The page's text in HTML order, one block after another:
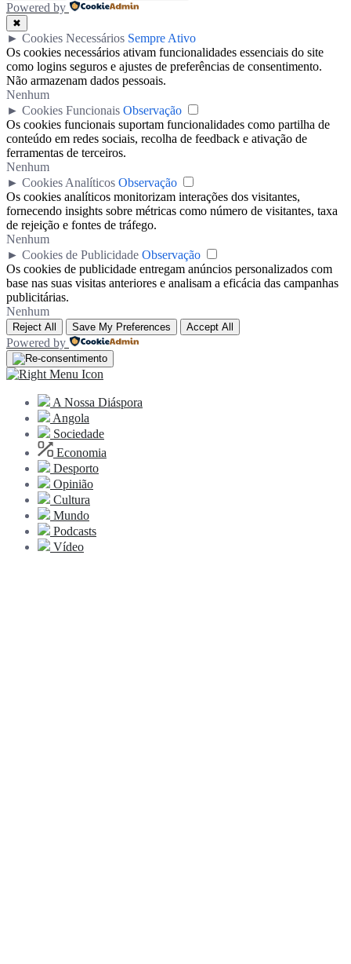
Powered by
✖
► Cookies Necessários Sempre Ativo
Os cookies necessários ativam funcionalidades essenciais do site
como logins seguros e ajustes de preferências de consentimento.
Não armazenam dados pessoais.
Nenhum
► Cookies Funcionais Observação
Os cookies funcionais suportam funcionalidades como partilha de
conteúdo em redes sociais, recolha de feedback e ativação de
ferramentas de terceiros.
Nenhum
► Cookies Analíticos Observação
Os cookies analíticos monitorizam interações dos visitantes,
fornecendo insights sobre métricas como número de visitantes, taxa
de rejeição e fontes de tráfego.
Nenhum
► Cookies de Publicidade Observação
Os cookies de publicidade entregam anúncios personalizados com
base nas suas visitas anteriores e analisam a eficácia das campanhas
publicitárias.
Nenhum
Reject All Save My Preferences Accept All
Powered by
A Nossa Diáspora
Angola
Sociedade
Economia
Desporto
Opinião
Cultura
Mundo
Podcasts
Vídeo